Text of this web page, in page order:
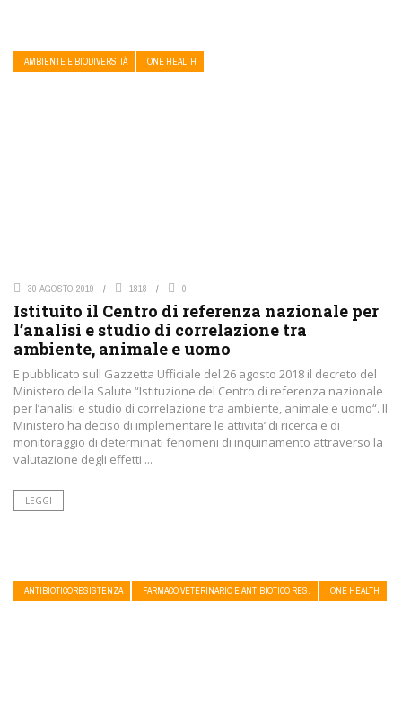
AMBIENTE E BIODIVERSITÀ ONE HEALTH
30 AGOSTO 2019 1818 0
Istituito il Centro di referenza nazionale per
l’analisi e studio di correlazione tra
ambiente, animale e uomo
E pubblicato sull Gazzetta Ufficiale del 26 agosto 2018 il decreto del
Ministero della Salute “Istituzione del Centro di referenza nazionale
per l’analisi e studio di correlazione tra ambiente, animale e uomo“. Il
Ministero ha deciso di implementare le attivita’ di ricerca e di
monitoraggio di determinati fenomeni di inquinamento attraverso la
valutazione degli effetti ...
LEGGI
ANTIBIOTICORESISTENZA FARMACO VETERINARIO E ANTIBIOTICO RES. ONE HEALTH